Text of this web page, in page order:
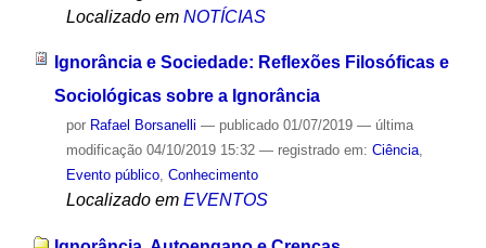
Localizado em NOTÍCIAS
Ignorância e Sociedade: Reflexões Filosóficas e
Sociológicas sobre a Ignorância
por Rafael Borsanelli — publicado01/07/2019 — última
modificação04/10/2019 15:32 — registrado em: Ciência,
Evento público, Conhecimento
Localizado em EVENTOS